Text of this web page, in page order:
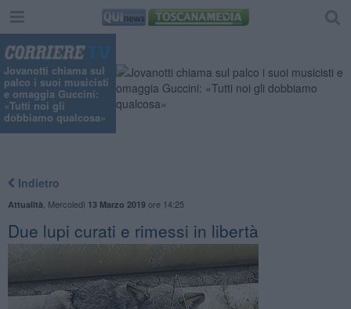
Jovanotti chiama sul
palco i suoi musicisti
e omaggia Guccini:
«Tutti noi gli
dobbiamo qualcosa»
Indietro
Attualità Mercoledì 13 Marzo 2019ore 14:25
Due lupi curati e rimessi in libertà